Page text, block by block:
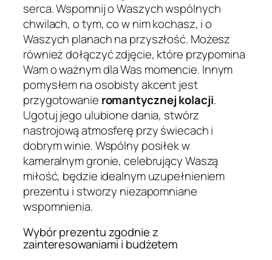
serca. Wspomnij o Waszych wspólnych
chwilach, o tym, co w nim kochasz, i o
Waszych planach na przyszłość. Możesz
również dołączyć zdjęcie, które przypomina
Wam o ważnym dla Was momencie. Innym
pomysłem na osobisty akcent jest
przygotowanie romantycznej kolacji.
Ugotuj jego ulubione dania, stwórz
nastrojową atmosferę przy świecach i
dobrym winie. Wspólny posiłek w
kameralnym gronie, celebrujący Waszą
miłość, będzie idealnym uzupełnieniem
prezentu i stworzy niezapomniane
wspomnienia.
Wybór prezentu zgodnie z
zainteresowaniami i budżetem